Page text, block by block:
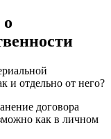
и отдельно от него?
договора
как в личном